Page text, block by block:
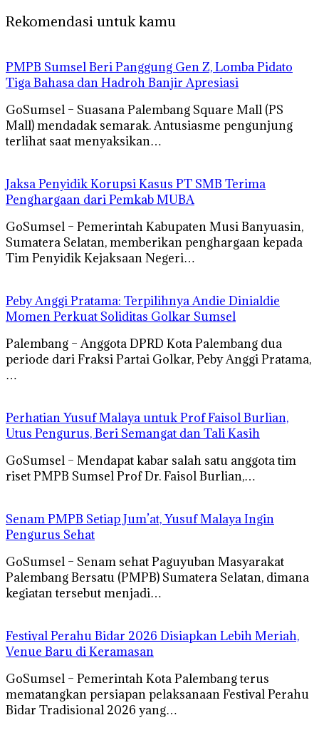
Rekomendasi untuk kamu
PMPB Sumsel Beri Panggung Gen Z, Lomba Pidato
Tiga Bahasa dan Hadroh Banjir Apresiasi
GoSumsel – Suasana Palembang Square Mall (PS
Mall) mendadak semarak. Antusiasme pengunjung
terlihat saat menyaksikan…
Jaksa Penyidik Korupsi Kasus PT SMB Terima
Penghargaan dari Pemkab MUBA
GoSumsel – Pemerintah Kabupaten Musi Banyuasin,
Sumatera Selatan, memberikan penghargaan kepada
Tim Penyidik Kejaksaan Negeri…
Peby Anggi Pratama: Terpilihnya Andie Dinialdie
Momen Perkuat Soliditas Golkar Sumsel
Palembang – Anggota DPRD Kota Palembang dua
periode dari Fraksi Partai Golkar, Peby Anggi Pratama,
…
Perhatian Yusuf Malaya untuk Prof Faisol Burlian,
Utus Pengurus, Beri Semangat dan Tali Kasih
GoSumsel – Mendapat kabar salah satu anggota tim
riset PMPB Sumsel Prof Dr. Faisol Burlian,…
Senam PMPB Setiap Jum’at, Yusuf Malaya Ingin
Pengurus Sehat
GoSumsel – Senam sehat Paguyuban Masyarakat
Palembang Bersatu (PMPB) Sumatera Selatan, dimana
kegiatan tersebut menjadi…
Festival Perahu Bidar 2026 Disiapkan Lebih Meriah,
Venue Baru di Keramasan
GoSumsel – Pemerintah Kota Palembang terus
mematangkan persiapan pelaksanaan Festival Perahu
Bidar Tradisional 2026 yang…